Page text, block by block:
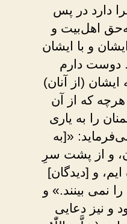
دارد در پس
اهل‌بیت و
و با ایشان
دوست دارم
(از آنان)
که از آن
را به یاری
«[به
و از پشت سرِ
و [دیدگان]
نمی بینند.» و
و نیز دعایی